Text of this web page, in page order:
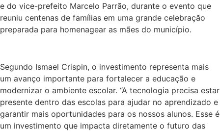
e do vice-prefeito Marcelo Parrão, durante o evento que
reuniu centenas de famílias em uma grande celebração
preparada para homenagear as mães do município.
Segundo Ismael Crispin, o investimento representa mais
um avanço importante para fortalecer a educação e
modernizar o ambiente escolar. “A tecnologia precisa estar
presente dentro das escolas para ajudar no aprendizado e
garantir mais oportunidades para os nossos alunos. Esse é
um investimento que impacta diretamente o futuro das